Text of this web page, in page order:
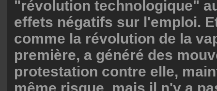
"révolution technologique"
effets négatifs sur l'emploi.
comme la révolution de la
première, a généré des
protestation contre elle,
même risque, mais il n'y a